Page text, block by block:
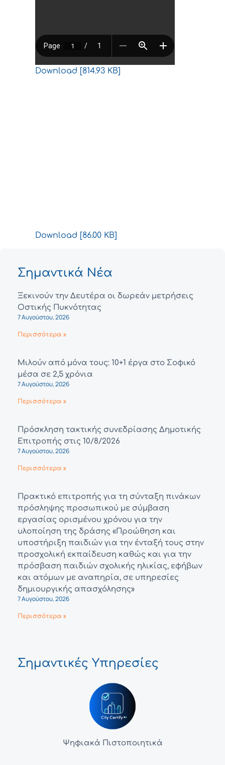
Download [814.93 KB]
Download [86.00 KB]
Σημαντικά Νέα
Ξεκινούν την Δευτέρα οι δωρεάν μετρήσεις
Οστικής Πυκνότητας
7 Αυγούστου, 2026
Περισσότερα »
Μιλούν από μόνα τους: 10+1 έργα στο Σοφικό
μέσα σε 2,5 χρόνια
7 Αυγούστου, 2026
Περισσότερα »
Πρόσκληση τακτικής συνεδρίασης Δημοτικής
Επιτροπής στις 10/8/2026
7 Αυγούστου, 2026
Περισσότερα »
Πρακτικό επιτροπής για τη σύνταξη πινάκων
πρόσληψης προσωπικού με σύμβαση
εργασίας ορισμένου χρόνου για την
υλοποίηση της δράσης «Προώθηση και
υποστήριξη παιδιών για την ένταξή τους στην
προσχολική εκπαίδευση καθώς και για την
πρόσβαση παιδιών σχολικής ηλικίας, εφήβων
και ατόμων με αναπηρία, σε υπηρεσίες
δημιουργικής απασχόλησης»
7 Αυγούστου, 2026
Περισσότερα »
Σημαντικές Υπηρεσίες
Ψηφιακά Πιστοποιητικά